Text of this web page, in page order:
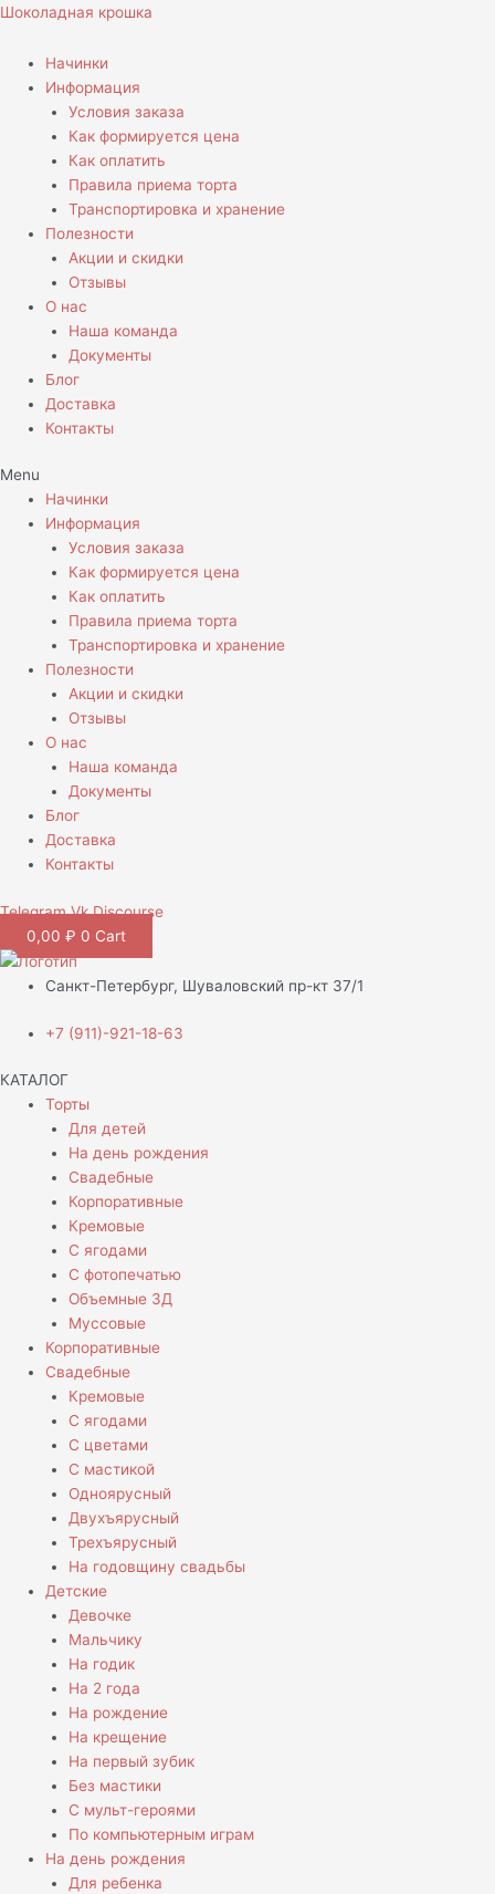
Перейти
содержимому
Шоколадная крошка
Начинки
Информация
Условия заказа
Как формируется цена
Как оплатить
Правила приема торта
Транспортировка и хранение
Полезности
Акции и скидки
Отзывы
О нас
Наша команда
Документы
Блог
Доставка
Контакты
Menu
Начинки
Информация
Условия заказа
Как формируется цена
Как оплатить
Правила приема торта
Транспортировка и хранение
Полезности
Акции и скидки
Отзывы
О нас
Наша команда
Документы
Блог
Доставка
Контакты
Telegram Vk Discourse
0,00 ₽ 0 Cart
Санкт-Петербург, Шуваловский пр-кт 37/1
+7 (911)-921-18-63
КАТАЛОГ
Торты
Для детей
На день рождения
Свадебные
Корпоративные
Кремовые
С ягодами
С фотопечатью
Объемные 3Д
Муссовые
Корпоративные
Свадебные
Кремовые
С ягодами
С цветами
С мастикой
Одноярусный
Двухъярусный
Трехъярусный
На годовщину свадьбы
Детские
Девочке
Мальчику
На годик
На 2 года
На рождение
На крещение
На первый зубик
Без мастики
С мульт-героями
По компьютерным играм
На день рождения
Для ребенка
Количество
Капкейки
с
логотипом
ягодами